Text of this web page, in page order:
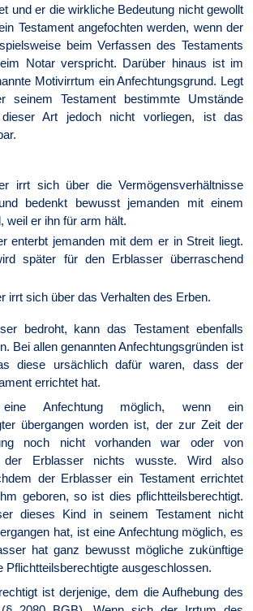
und er die wirkliche Bedeutung nicht gewollt
Testament angefochten werden, wenn der
beim Verfassen des Testaments
Notar verspricht. Darüber hinaus ist im
Motivirrtum ein Anfechtungsgrund. Legt
seinem Testament bestimmte Umstände
Art jedoch nicht vorliegen, ist das
irrt sich über die Vermögensverhältnisse
bedenkt bewusst jemanden mit einem
weil er ihn für arm hält.
enterbt jemanden mit dem er in Streit liegt.
später für den Erblasser überraschend
irrt sich über das Verhalten des Erben.
bedroht, kann das Testament ebenfalls
Bei allen genannten Anfechtungsgründen ist
diese ursächlich dafür waren, dass der
errichtet hat.
Anfechtung möglich, wenn ein
übergangen worden ist, der zur Zeit der
noch nicht vorhanden war oder von
der Erblasser nichts wusste. Wird also
der Erblasser ein Testament errichtet
geboren, so ist dies pflichtteilsberechtigt.
dieses Kind in seinem Testament nicht
hat, ist eine Anfechtung möglich, es
hat ganz bewusst mögliche zukünftige
Pflichtteilsberechtigte ausgeschlossen.
ist derjenige, dem die Aufhebung des